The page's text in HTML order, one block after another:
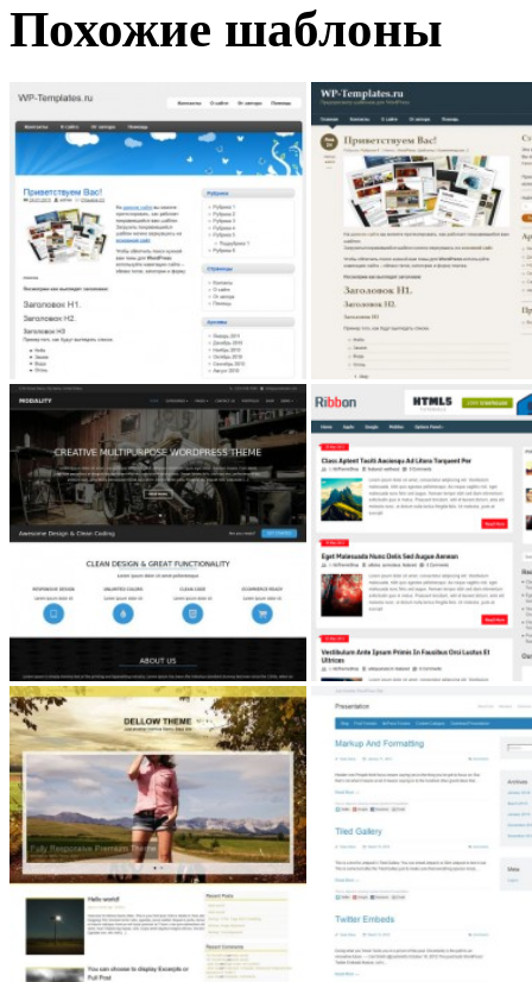
Похожие шаблоны